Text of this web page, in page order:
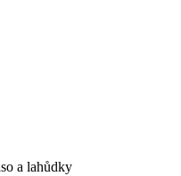
a lahůdky